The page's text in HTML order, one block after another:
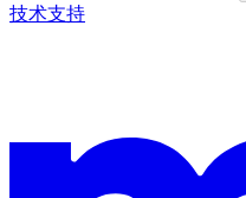
技术支持